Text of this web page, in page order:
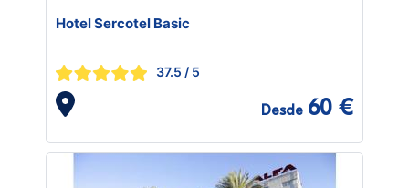
Hotel Sercotel Basic
37.5 / 5
Desde 60 €